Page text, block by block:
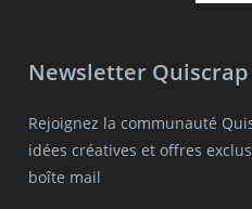
Newsletter Quiscrap
Rejoignez la communauté
idées créatives et offres
boîte mail